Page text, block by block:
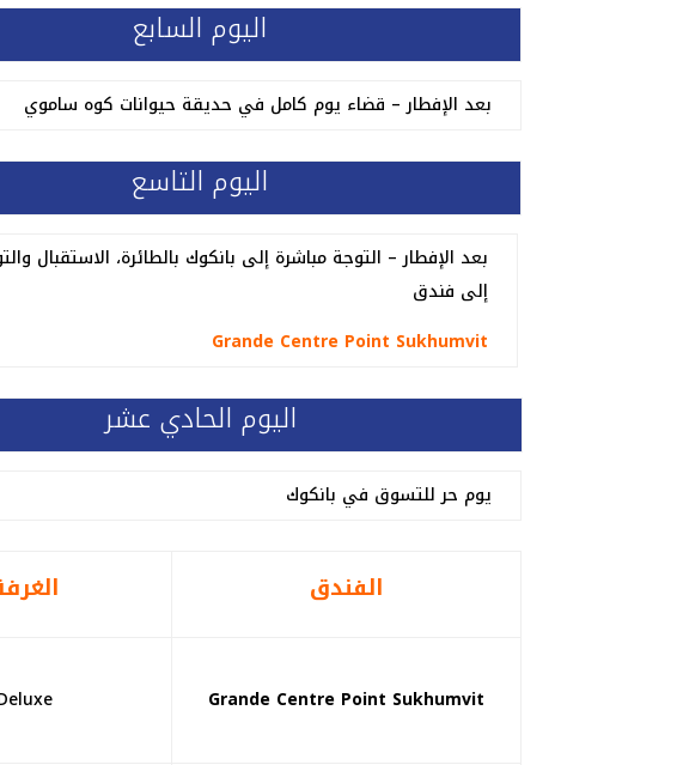
اليوم السابع
بعد الإفطار – قضاء يوم كامل في حديقة حيوانات كوه ساموي
اليوم التاسع
بعد الإفطار – التوجة مباشرة إلى بانكوك بالطائرة، الاستقبال
إلى فندق
Grande Centre Point Sukhumvit
اليوم الحادي عشر
يوم حر للتسوق في بانكوك
الفندق
Grande Centre Point Sukhumvit